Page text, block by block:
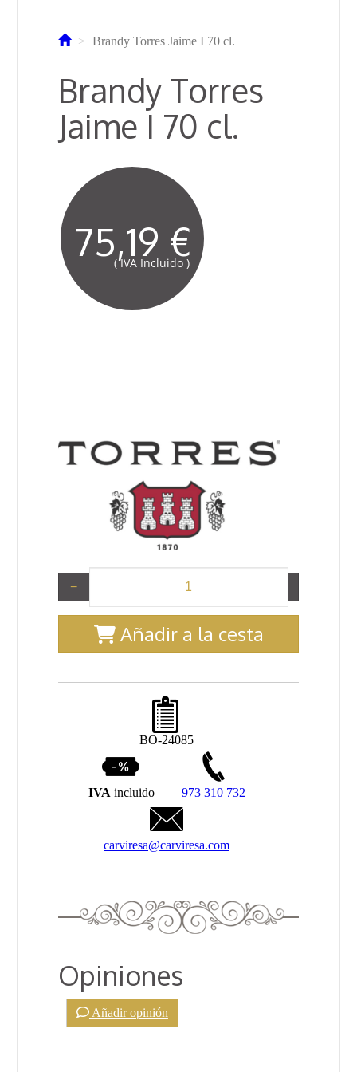
Brandy Torres Jaime I 70 cl.
Brandy Torres
Jaime I 70 cl.
75,19 €
( IVA Incluido )
−
Añadir a la cesta
BO-24085
IVA incluido 973 310 732
carviresa@carviresa.com
Opiniones
Añadir opinión